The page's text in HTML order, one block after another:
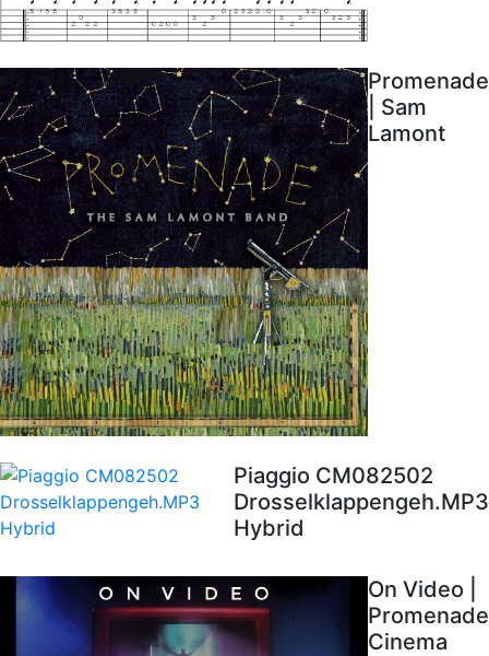
Promenade
| Sam
Lamont
Piaggio CM082502
Drosselklappengeh.MP3
Hybrid
On Video |
Promenade
Cinema